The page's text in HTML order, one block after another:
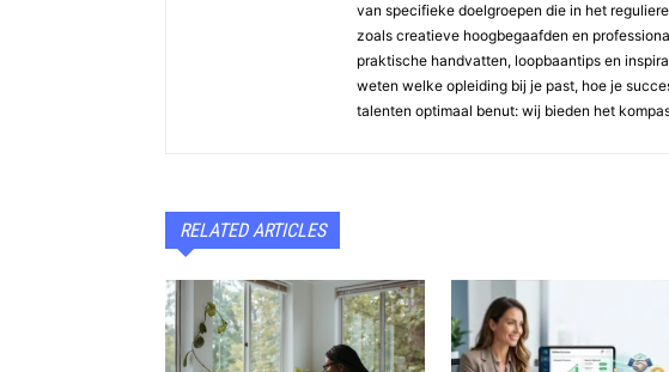
van specifieke doelgroepen die in het
zoals creatieve hoogbegaafden en
praktische handvatten, loopbaantips en
weten welke opleiding bij je past, hoe je
talenten optimaal benut: wij bieden het
RELATED ARTICLES